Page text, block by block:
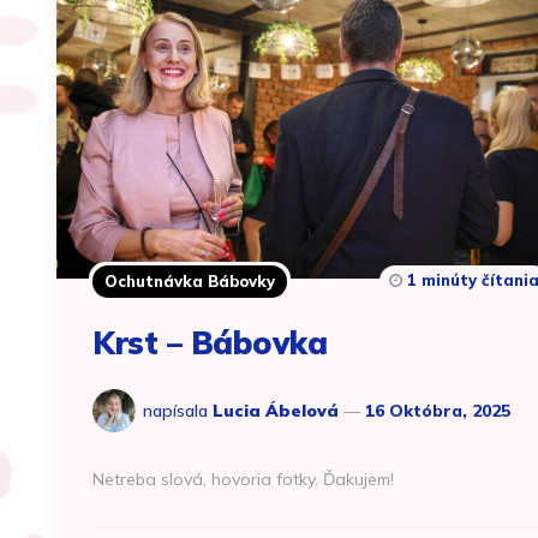
Ochutnávka Bábovky
Krst – Bábovka
napísala Lucia Ábelová 16 Októbra, 2025
1 minúty čítania
Netreba slová, hovoria fotky. Ďakujem!